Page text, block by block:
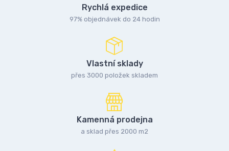
Rychlá expedice
97% objednávek do 24 hodin
Vlastní sklady
přes 3000 položek skladem
Kamenná prodejna
a sklad přes 2000 m2